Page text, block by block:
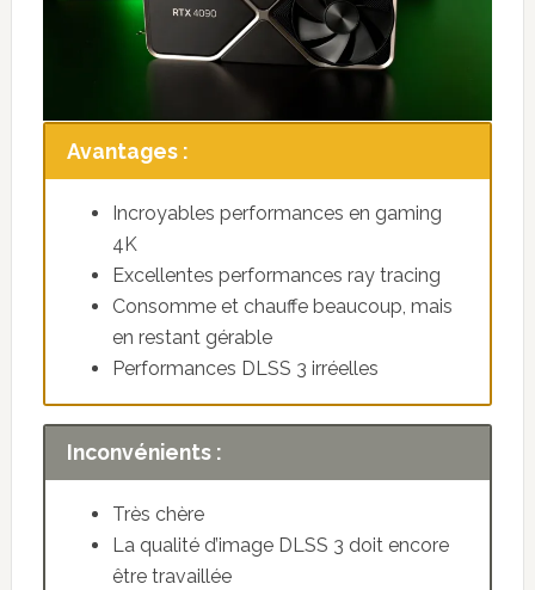
Avantages :
Incroyables performances en gaming
4K
Excellentes performances ray tracing
Consomme et chauffe beaucoup, mais
en restant gérable
Performances DLSS 3 irréelles
Inconvénients :
Très chère
La qualité d’image DLSS 3 doit encore
être travaillée